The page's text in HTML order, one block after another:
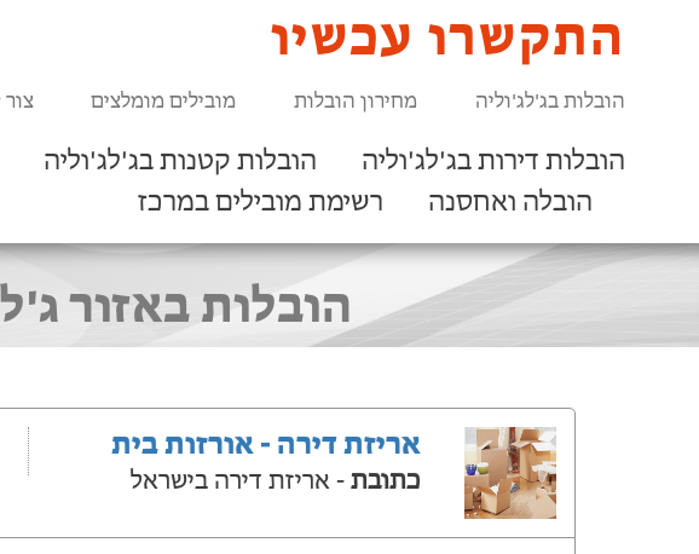
התקשרו עכשיו
הובלות בג'לג'וליה מחירון הובלות מובילים מומלצים
הובלות דירות בג'לג'וליה הובלות קטנות בג'לג'וליה
הובלה ואחסנה
רשימת מובילים במרכז
הובלות באזור
אריזת דירה - אורזות בית
כתובת - אריזת דירה בישראל